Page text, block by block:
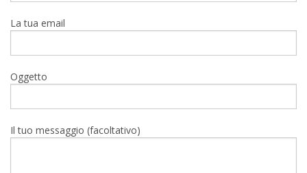
La tua email
Oggetto
Il tuo messaggio (facoltativo)